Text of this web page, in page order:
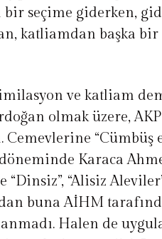
seçime giderken,
katliamdan başka bir
ve katliam
olmak üzere,
“Cümbüş
Karaca
“Alisiz
buna AİHM
Halen de